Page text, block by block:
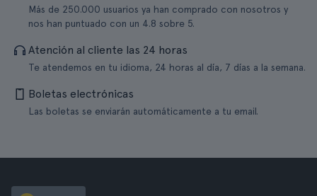
Más de 250.000 usuarios ya han comprado con nosotros y
nos han puntuado con un 4.8 sobre 5.
Atención al cliente las 24 horas
Te atendemos en tu idioma, 24 horas al día, 7 días a la semana.
Boletas electrónicas
Las boletas se enviarán automáticamente a tu email.